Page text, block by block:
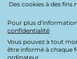
Des cookies à des fins
Pour plus
confidentialité
Vous pouvez à tout
être informé à chaque
ordinateur.